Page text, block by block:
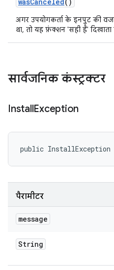
अगर उपयोगकर्ता के इनपुट की
था, तो यह फ़ंक्शन 'सही है' दिखाता
सार्वजनिक कंस्ट्रक्टर
InstallException
public InstallException
पैरामीटर
message
String